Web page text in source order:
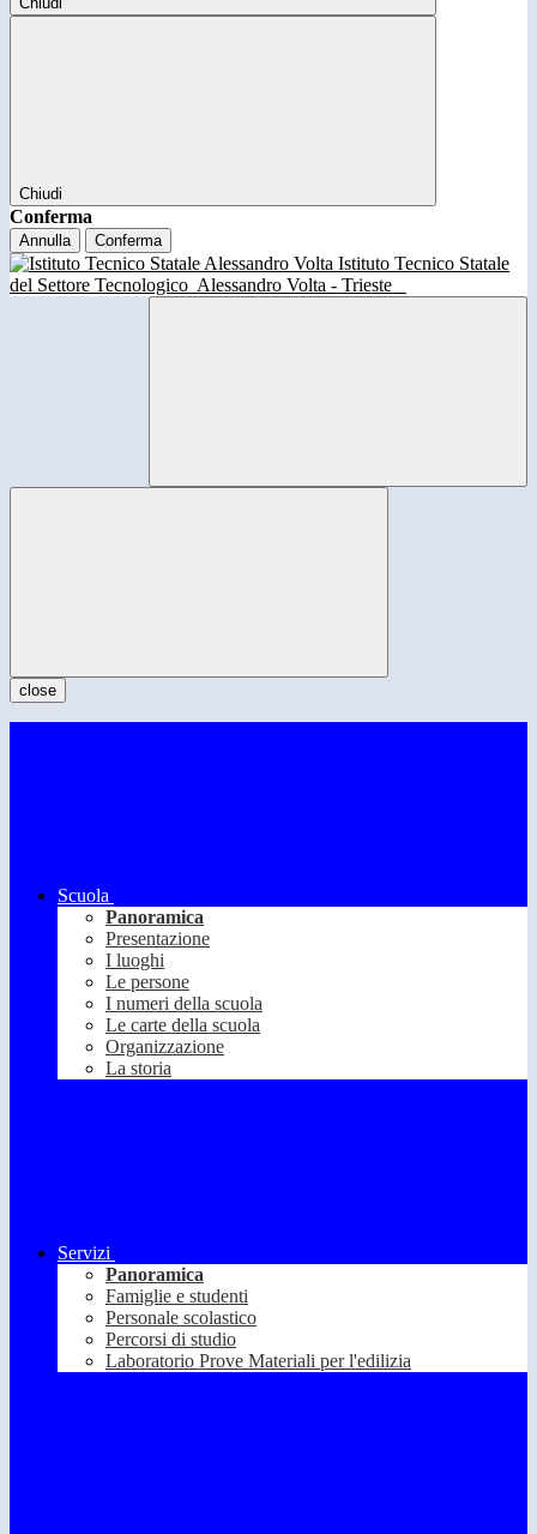
Chiudi
Conferma
Annulla Conferma
Istituto Tecnico Statale
del Settore Tecnologico Alessandro Volta - Trieste
close
Scuola
Panoramica
Presentazione
I luoghi
Le persone
I numeri della scuola
Le carte della scuola
Organizzazione
La storia
Servizi
Panoramica
Famiglie e studenti
Personale scolastico
Percorsi di studio
Laboratorio Prove Materiali per l'edilizia